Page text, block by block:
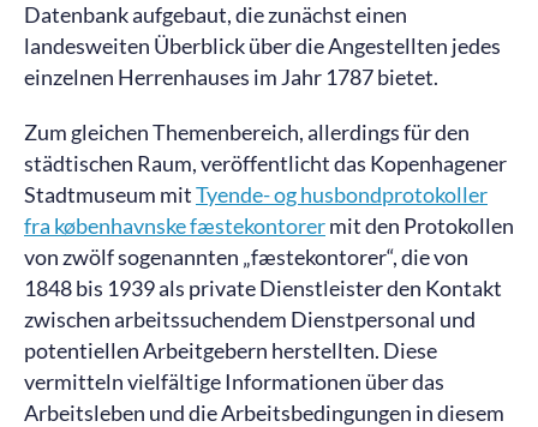
Datenbank aufgebaut, die zunächst einen
landesweiten Überblick über die Angestellten jedes
einzelnen Herrenhauses im Jahr 1787 bietet.
Zum gleichen Themenbereich, allerdings für den
städtischen Raum, veröffentlicht das Kopenhagener
Stadtmuseum mitTyende- og husbondprotokoller
fra københavnske fæstekontorermit den Protokollen
von zwölf sogenannten „fæstekontorer“, die von
1848 bis 1939 als private Dienstleister den Kontakt
zwischen arbeitssuchendem Dienstpersonal und
potentiellen Arbeitgebern herstellten. Diese
vermitteln vielfältige Informationen über das
Arbeitsleben und die Arbeitsbedingungen in diesem